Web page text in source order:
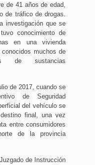
de 41 años de edad,
de tráfico de drogas.
investigación que se
conocimiento de
en una vivienda
muchos de
de sustancias
de 2017, cuando se
de Seguridad
del vehículo se
final, una vez
entre consumidores
de la provincia
de Instrucción